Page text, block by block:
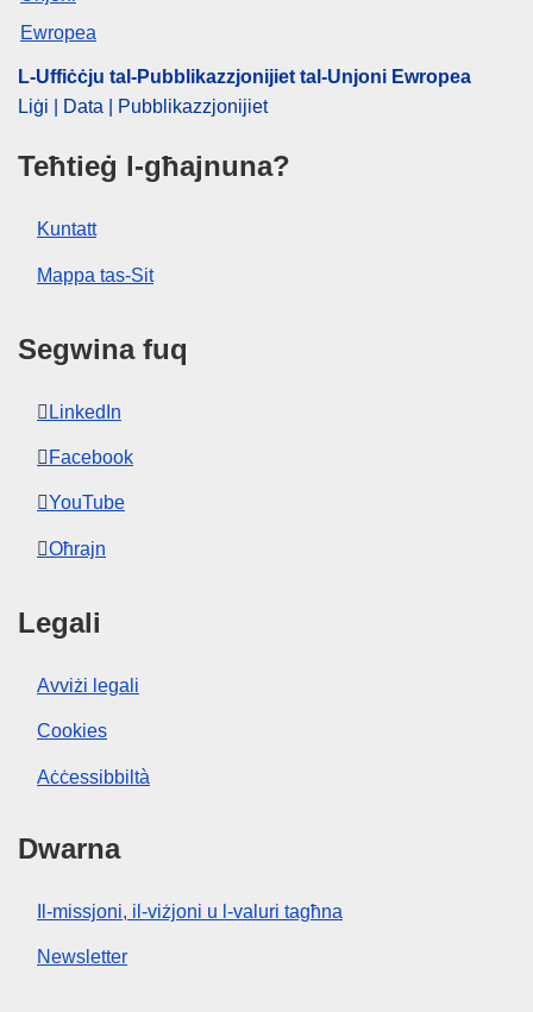
L-Uffiċċju tal-Pubblikazzjonijiet tal-Unjoni Ewropea
Liġi | Data | Pubblikazzjonijiet
Teħtieġ l-għajnuna?
Kuntatt
Mappa tas-Sit
Segwina fuq
LinkedIn
Facebook
YouTube
Oħrajn
Legali
Avviżi legali
Cookies
Aċċessibbiltà
Dwarna
Il-missjoni, il-viżjoni u l-valuri tagħna
Newsletter